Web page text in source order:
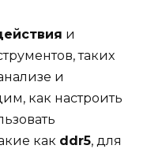
и
таких
и
как настроить
как ddr5, для